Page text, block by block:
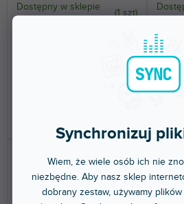
Synchronizuj
Wiem, że wiele osób ich nie
niezbędne. Aby nasz sklep
dobrany zestaw, używamy
Dostępny w sklepie
stacjonarnym
(1 szt)
103 zł
można